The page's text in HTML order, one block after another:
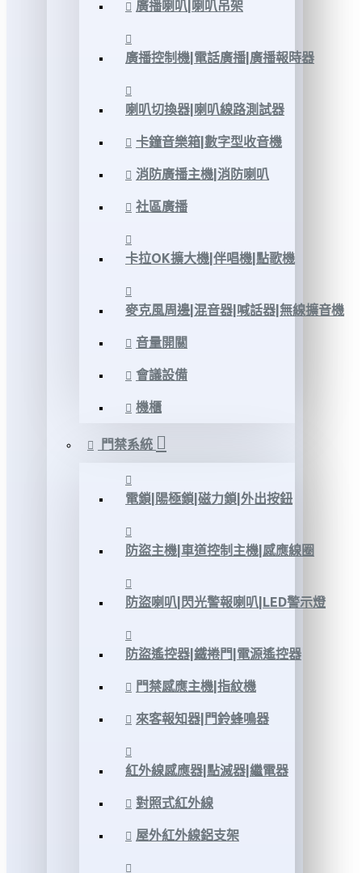
廣播喇叭|喇叭吊架
廣播控制機|電話廣播|廣播報時器
喇叭切換器|喇叭線路測試器
卡鐘音樂箱|數字型收音機
消防廣播主機|消防喇叭
社區廣播
卡拉OK擴大機|伴唱機|點歌機
麥克風周邊|混音器|喊話器|無線擴音機
音量開關
會議設備
機櫃
門禁系統
電鎖|陽極鎖|磁力鎖|外出按鈕
防盜主機|車道控制主機|感應線圈
防盜喇叭|閃光警報喇叭|LED警示燈
防盜遙控器|鐵捲門|電源遙控器
門禁感應主機|指紋機
來客報知器|門鈴蜂鳴器
紅外線感應器|點滅器|繼電器
對照式紅外線
屋外紅外線鋁支架